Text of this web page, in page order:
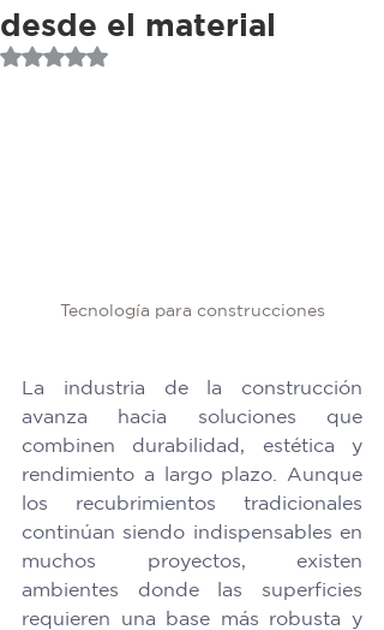
desde el material
Obtuvo NaN de 5 estrellas.
Tecnología para construcciones
La industria de la construcción
avanza hacia soluciones que
combinen durabilidad, estética y
rendimiento a largo plazo. Aunque
los recubrimientos tradicionales
continúan siendo indispensables en
muchos proyectos, existen
ambientes donde las superficies
requieren una base más robusta y